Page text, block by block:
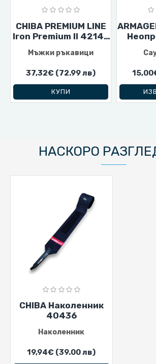
CHIBA PREMIUM LINE
Iron Premium II 42146
Мъжки ръкавици
37,32€ (72.99 лв)
КУПИ
НАСКОРО
CHIBA Наколенник
40436
Наколенник
19,94€ (39.00 лв)